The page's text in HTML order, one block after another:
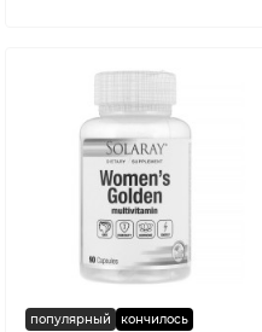
популярный кончилось